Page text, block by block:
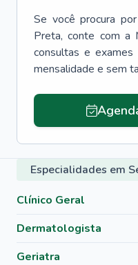
Se você procura
Preta, conte com a
consultas e
mensalidade e sem
Especialidades em
Clínico Geral
Dermatologista
Geriatra